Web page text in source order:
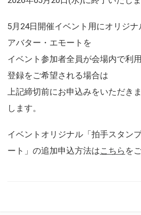
5月24日開催イベント用にオリジナ
アバター・エモートを
イベント参加者全員が会場内で利
登録をご希望される場合は
上記締切前にお申込みをいただき
します。
イベントオリジナル「拍手スタン
ート」の追加申込方法はこちら を